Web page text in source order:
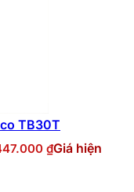
TB30T
₫Giá hiện